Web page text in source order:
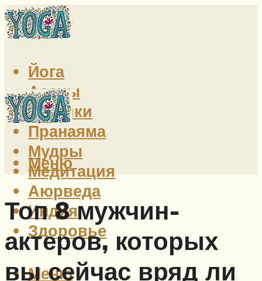
Йога
Асаны
Техники
Пранаяма
Мудры
Медитация
Аюрведа
Индия
Здоровье
Меню
Меню
Топ 8 мужчин-
актеров, которых
вы сейчас вряд ли